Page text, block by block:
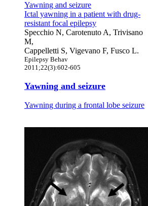
Yawning and seizure
Ictal yawning in a patient with drug-
resistant focal epilepsy
Specchio N, Carotenuto A, Trivisano
M,
Cappelletti S, Vigevano F, Fusco L.
Epilepsy Behav
2011;22(3):602-605
Yawning and seizure
Yawning during a frontal lobe seizure